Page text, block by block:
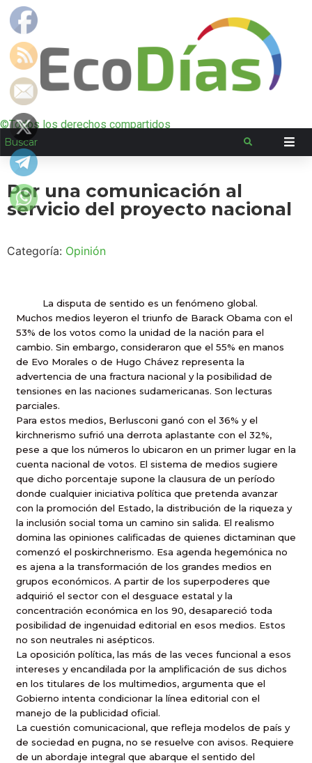
©Todos los derechos compartidos
Por una comunicación al
servicio del proyecto nacional
Categoría: Opinión
La disputa de sentido es un fenómeno global.
Muchos medios leyeron el triunfo de Barack Obama con el
53% de los votos como la unidad de la nación para el
cambio. Sin embargo, consideraron que el 55% en manos
de Evo Morales o de Hugo Chávez representa la
advertencia de una fractura nacional y la posibilidad de
tensiones en las naciones sudamericanas. Son lecturas
parciales.
Para estos medios, Berlusconi ganó con el 36% y el
kirchnerismo sufrió una derrota aplastante con el 32%,
pese a que los números lo ubicaron en un primer lugar en la
cuenta nacional de votos. El sistema de medios sugiere
que dicho porcentaje supone la clausura de un período
donde cualquier iniciativa política que pretenda avanzar
con la promoción del Estado, la distribución de la riqueza y
la inclusión social toma un camino sin salida. El realismo
domina las opiniones calificadas de quienes dictaminan que
comenzó el poskirchnerismo. Esa agenda hegemónica no
es ajena a la transformación de los grandes medios en
grupos económicos. A partir de los superpoderes que
adquirió el sector con el desguace estatal y la
concentración económica en los 90, desapareció toda
posibilidad de ingenuidad editorial en esos medios. Estos
no son neutrales ni asépticos.
La oposición política, las más de las veces funcional a esos
intereses y encandilada por la amplificación de sus dichos
en los titulares de los multimedios, argumenta que el
Gobierno intenta condicionar la línea editorial con el
manejo de la publicidad oficial.
La cuestión comunicacional, que refleja modelos de país y
de sociedad en pugna, no se resuelve con avisos. Requiere
de un abordaje integral que abarque el sentido del